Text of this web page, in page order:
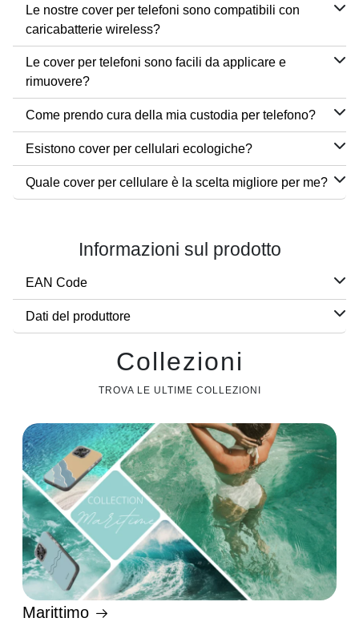
Le nostre cover per telefoni sono compatibili con
caricabatterie wireless?
Le cover per telefoni sono facili da applicare e
rimuovere?
Come prendo cura della mia custodia per telefono?
Esistono cover per cellulari ecologiche?
Quale cover per cellulare è la scelta migliore per me?
Informazioni sul prodotto
EAN Code
Dati del produttore
Collezioni
TROVA LE ULTIME COLLEZIONI
Marittimo